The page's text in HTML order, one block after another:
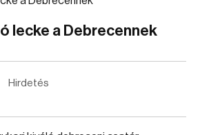
lecke a Debrecennek
Hirdetés